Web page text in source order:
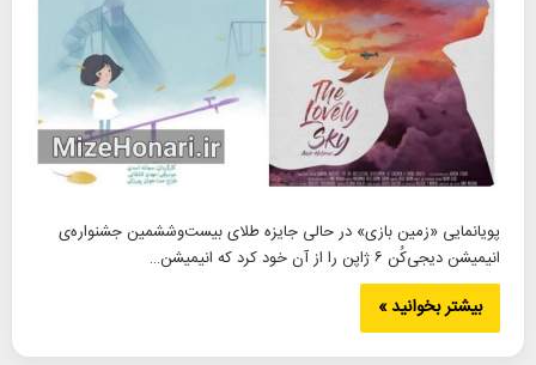
پویانمایی «زمین بازی» در حالی جایزه طلای بیست‌وششمین جشنواره‌ی
انیمیشن دیجی‌کُن ۶ ژاپن را از آن خود کرد که انیمیشن…
بیشتر بخوانید »